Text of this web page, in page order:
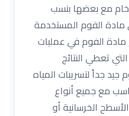
مع بعضها بنسب
مادة الفوم المستخدمة
الفوم في عمليات
تعطي النتائج
جداً لتسريبات المياه
مع جميع أنواع
الخرسانية أو